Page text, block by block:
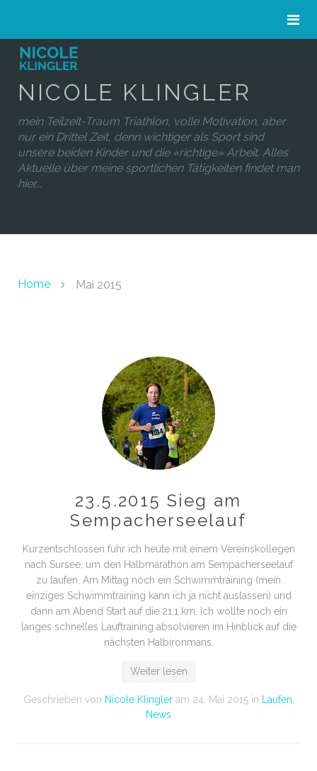
NICOLE KLINGLER
mein Teilzeit-Traum Triathlon, volle Motivation, aber
nur ein Drittel Zeit, denn wichtiger als Sport sind
unsere beiden Kinder und die «richtige» Arbeit. Alles
Aktuelle über meine sportlichen Tätigkeiten findet man
hier...
Home Mai 2015
23.5.2015 Sieg am
Sempacherseelauf
Kurzentschlossen fuhr ich heute mit einem Vereinskollegen
nach Sursee, um den Halbmarathon am Sempacherseelauf
zu laufen. Am Mittag noch ein Schwimmtraining (mein
einziges Schwimmtraining kann ich ja nicht auslassen) und
dann am Abend Start auf die 21.1 km. Ich wollte noch ein
langes schnelles Lauftraining absolvieren im Hinblick auf die
nächsten Halbironmans.
Weiter lesen
Geschrieben von Nicole Klingleram 24. Mai 2015in Laufen
News